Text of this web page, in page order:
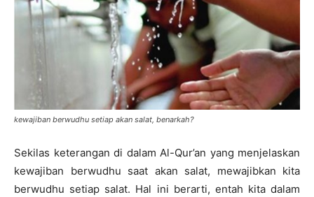
kewajiban berwudhu setiap akan salat, benarkah?
Sekilas keterangan di dalam Al-Qur’an yang menjelaskan
kewajiban berwudhu saat akan salat, mewajibkan kita
berwudhu setiap salat. Hal ini berarti, entah kita dalam